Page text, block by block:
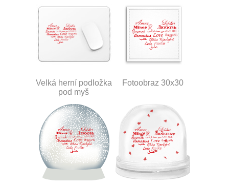
Velká herní podložka
pod myš
Fotoobraz 30x30